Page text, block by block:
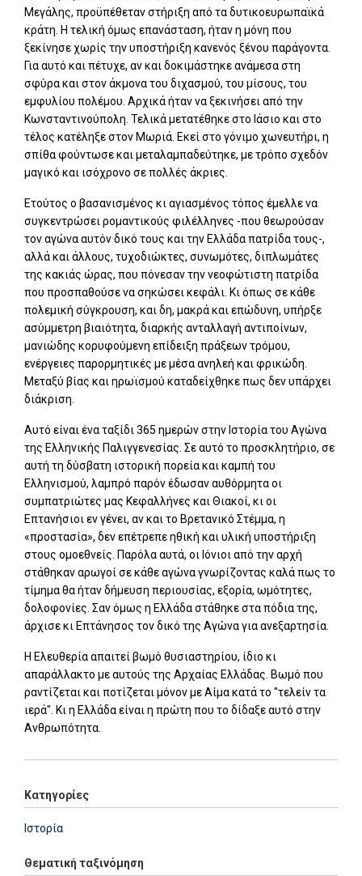
Μεγάλης, προϋπέθεταν στήριξη από τα δυτικοευρωπαϊκά
κράτη. Η τελική όμως επανάσταση, ήταν η μόνη που
ξεκίνησε χωρίς την υποστήριξη κανενός ξένου παράγοντα.
Για αυτό και πέτυχε, αν και δοκιμάστηκε ανάμεσα στη
σφύρα και στον άκμονα του διχασμού, του μίσους, του
εμφυλίου πολέμου. Αρχικά ήταν να ξεκινήσει από την
Κωνσταντινούπολη. Τελικά μετατέθηκε στο Ιάσιο και στο
τέλος κατέληξε στον Μωριά. Εκεί στο γόνιμο χωνευτήρι, η
σπίθα φούντωσε και μεταλαμπαδεύτηκε, με τρόπο σχεδόν
μαγικό και ισόχρονο σε πολλές άκριες.
Ετούτος ο βασανισμένος κι αγιασμένος τόπος έμελλε να
συγκεντρώσει ρομαντικούς φιλέλληνες -που θεωρούσαν
τον αγώνα αυτόν δικό τους και την Ελλάδα πατρίδα τους-,
αλλά και άλλους, τυχοδιώκτες, συνωμότες, διπλωμάτες
της κακιάς ώρας, που πόνεσαν την νεοφώτιστη πατρίδα
που προσπαθούσε να σηκώσει κεφάλι. Κι όπως σε κάθε
πολεμική σύγκρουση, και δη, μακρά και επώδυνη, υπήρξε
ασύμμετρη βιαιότητα, διαρκής ανταλλαγή αντιποίνων,
μανιώδης κορυφούμενη επίδειξη πράξεων τρόμου,
ενέργειες παρορμητικές με μέσα ανηλεή και φρικώδη.
Μεταξύ βίας και ηρωϊσμού καταδείχθηκε πως δεν υπάρχει
διάκριση.
Αυτό είναι ένα ταξίδι 365 ημερών στην Ιστορία του Αγώνα
της Ελληνικής Παλιγγενεσίας. Σε αυτό το προσκλητήριο, σε
αυτή τη δύσβατη ιστορική πορεία και καμπή του
Ελληνισμού, λαμπρό παρόν έδωσαν αυθόρμητα οι
συμπατριώτες μας Κεφαλλήνες και Θιακοί, κι οι
Επτανήσιοι εν γένει, αν και το Βρετανικό Στέμμα, η
«προστασία», δεν επέτρεπε ηθική και υλική υποστήριξη
στους ομοεθνείς. Παρόλα αυτά, οι Ιόνιοι από την αρχή
στάθηκαν αρωγοί σε κάθε αγώνα γνωρίζοντας καλά πως το
τίμημα θα ήταν δήμευση περιουσίας, εξορία, ωμότητες,
δολοφονίες. Σαν όμως η Ελλάδα στάθηκε στα πόδια της,
άρχισε κι Επτάνησος τον δικό της Αγώνα για ανεξαρτησία.
Η Ελευθερία απαιτεί βωμό θυσιαστηρίου, ίδιο κι
απαράλλακτο με αυτούς της Αρχαίας Ελλάδας. Βωμό που
ραντίζεται και ποτίζεται μόνον με Αίμα κατά το "τελείν τα
ιερά". Κι η Ελλάδα είναι η πρώτη που το δίδαξε αυτό στην
Ανθρωπότητα.
Κατηγορίες
Ιστορία
Θεματική ταξινόμηση